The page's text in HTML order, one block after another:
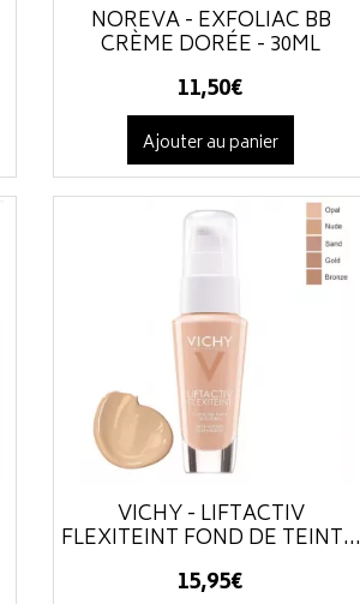
NOREVA - EXFOLIAC BB
CRÈME DORÉE - 30ML
11,50€
Ajouter au panier
VICHY - LIFTACTIV
FLEXITEINT FOND DE TEINT...
15,95€